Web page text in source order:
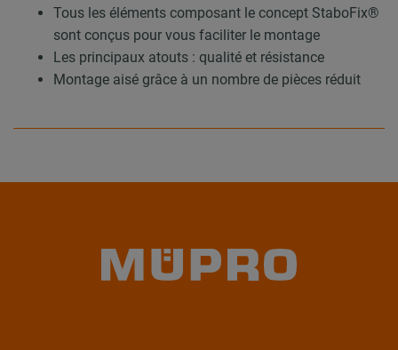
Tous les éléments composant le concept StaboFix®
sont conçus pour vous faciliter le montage
Les principaux atouts : qualité et résistance
Montage aisé grâce à un nombre de pièces réduit